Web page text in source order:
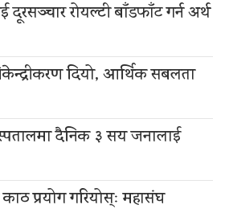
दूरसञ्चार रोयल्टी बाँडफाँट गर्न अर्थ
दियो, आर्थिक सबलता
दैनिक ३ सय जनालाई
प्रयोग गरियोस्ः महासंघ